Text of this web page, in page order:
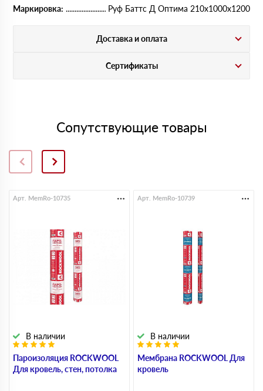
Маркировка:
Руф Баттс Д Оптима 210х1000х1200
Доставка и оплата
Сертификаты
Сопутствующие товары
Пароизоляция ROCKWOOL
Для кровель, стен, потолка
В наличии
Арт. MemRo-10735
Мембрана ROCKWOOL Для
кровель
В наличии
Арт. MemRo-10739